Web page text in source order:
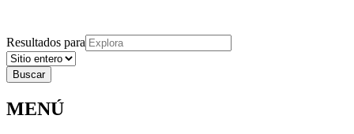
Resultados para
MENÚ